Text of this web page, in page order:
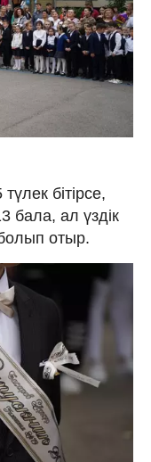
бітірсе,
бала, ал үздік
отыр.